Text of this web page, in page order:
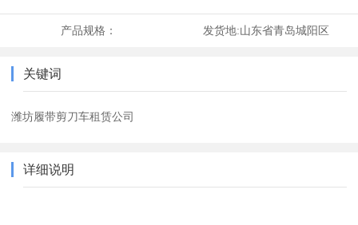
产品规格： 发货地:山东省青岛城阳区
关键词
潍坊履带剪刀车租赁公司
详细说明